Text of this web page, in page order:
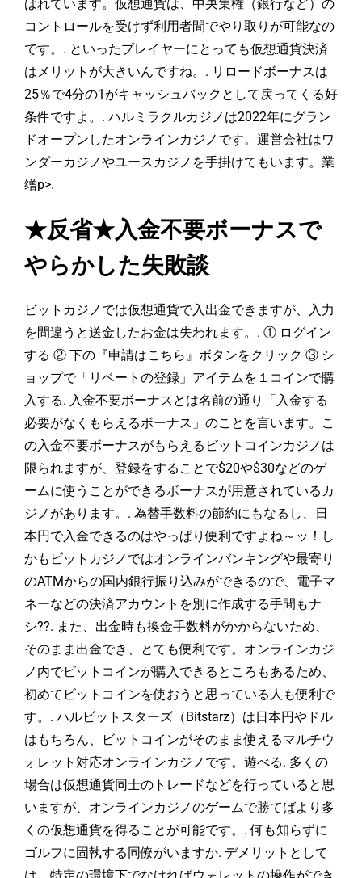
ばれています。仮想通貨は、中央集権（銀行など）の
コントロールを受けず利用者間でやり取りが可能なの
です。. といったプレイヤーにとっても仮想通貨決済
はメリットが大きいんですね。. リロードボーナスは
25％で4分の1がキャッシュバックとして戻ってくる好
条件ですよ。. ハルミラクルカジノは2022年にグラン
ドオープンしたオンラインカジノです。運営会社はワ
ンダーカジノやユースカジノを手掛けてもいます。業
缯p>.
★反省★入金不要ボーナスで
やらかした失敗談
ビットカジノでは仮想通貨で入出金できますが、入力
を間違うと送金したお金は失われます。. ① ログイン
する ② 下の『申請はこちら』ボタンをクリック ③ シ
ョップで「リベートの登録」アイテムを１コインで購
入する. 入金不要ボーナスとは名前の通り「入金する
必要がなくもらえるボーナス」のことを言います。こ
の入金不要ボーナスがもらえるビットコインカジノは
限られますが、登録をすることで$20や$30などのゲ
ームに使うことができるボーナスが用意されているカ
ジノがあります。. 為替手数料の節約にもなるし、日
本円で入金できるのはやっぱり便利ですよね～ッ！し
かもビットカジノではオンラインバンキングや最寄り
のATMからの国内銀行振り込みができるので、電子マ
ネーなどの決済アカウントを別に作成する手間もナ
シ??. また、出金時も換金手数料がかからないため、
そのまま出金でき、とても便利です。オンラインカジ
ノ内でビットコインが購入できるところもあるため、
初めてビットコインを使おうと思っている人も便利で
す。. ハルビットスターズ（Bitstarz）は日本円やドル
はもちろん、ビットコインがそのまま使えるマルチウ
ォレット対応オンラインカジノです。遊べる. 多くの
場合は仮想通貨同士のトレードなどを行っていると思
いますが、オンラインカジノのゲームで勝てばより多
くの仮想通貨を得ることが可能です。. 何も知らずに
ゴルフに固執する同僚がいますか. デメリットとして
は、特定の環境下でなければウォレットの操作ができ